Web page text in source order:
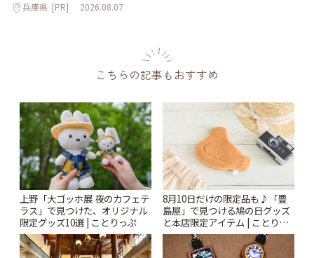
兵庫県 [PR] 2026.08.07
こちらの記事もおすすめ
上野「大ゴッホ展 夜のカフェテ
ラス」で見つけた、オリジナル
限定グッズ10選 | ことりっぷ
8月10日だけの限定品も♪「豊
島屋」で見つける鳩の日グッズ
と本店限定アイテム | ことりっ
ぷ